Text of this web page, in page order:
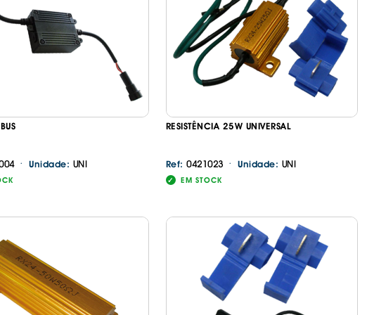
BORRACHA
BORRACHA 3D
BORRACHA
BORRACHA
BORRACHA
· Unidade: UNI
RESISTÊNCIA 25W UNIVERSAL
Ref:0421023 · Unidade: UNI
EM STOCK